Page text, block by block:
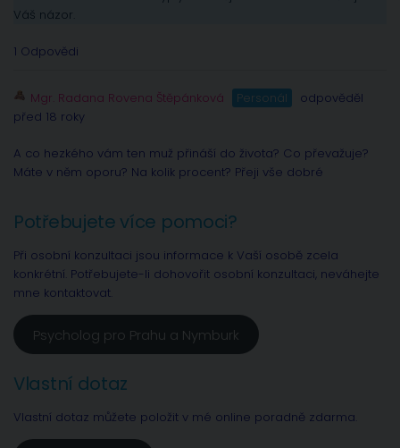
Váš názor.
1 Odpovědi
Mgr. Radana Rovena Štěpánková Personál
odpověděl
před 18 roky
A co hezkého vám ten muž přináší do života? Co převažuje?
Máte v něm oporu? Na kolik procent? Přeji vše dobré
Potřebujete více pomoci?
Při osobní konzultaci jsou informace k Vaší osobě zcela
konkrétní. Potřebujete-li dohovořit osobní konzultaci, neváhejte
mne kontaktovat.
Psycholog pro Prahu a Nymburk
Vlastní dotaz
Vlastní dotaz můžete položit v mé online poradně zdarma.